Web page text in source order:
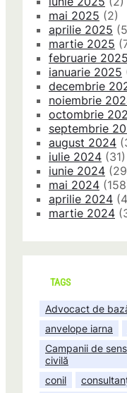
mai 2025 (2)
aprilie 2025
martie 2025
februarie 2025
ianuarie 2025
decembrie
noiembrie
octombrie
septembrie
august 2024
iulie 2024 (31)
iunie 2024
mai 2024
aprilie 2024
martie 2024
TAGS
Advocact de
anvelope iarna
Campanii de
civilă
conil